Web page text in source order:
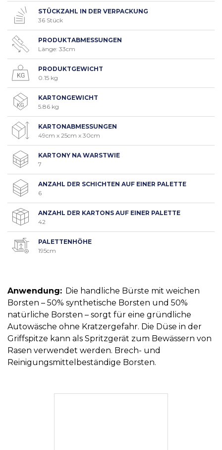
STÜCKZAHL IN DER VERPACKUNG
36 Stück
PRODUKTABMESSUNGEN
Länge: 33cm
PRODUKTGEWICHT
0.15 kg
KARTONGEWICHT
5.86 kg
KARTONABMESSUNGEN
49cm x 25cm x 30cm
KARTONY NA WARSTWIE
7
ANZAHL DER SCHICHTEN AUF EINER PALETTE
6
ANZAHL DER KARTONS AUF EINER PALETTE
42
PALETTENHÖHE
195cm
Anwendung: Die handliche Bürste mit weichen
Borsten – 50% synthetische Borsten und 50%
natürliche Borsten – sorgt für eine gründliche
Autowäsche ohne Kratzergefahr. Die Düse in der
Griffspitze kann als Spritzgerät zum Bewässern von
Rasen verwendet werden. Brech- und
Reinigungsmittelbeständige Borsten.